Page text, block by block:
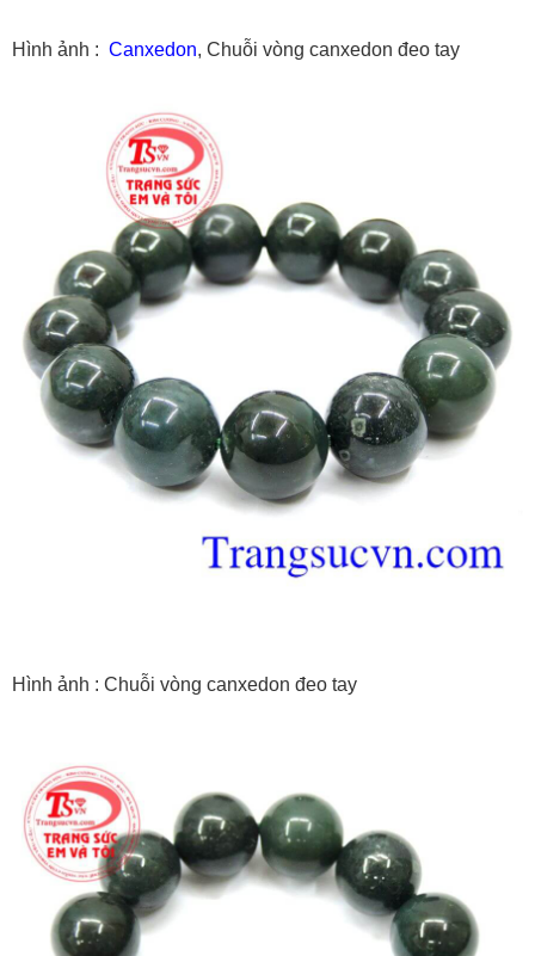
Hình ảnh : Canxedon, Chuỗi vòng canxedon đeo tay
Hình ảnh : Chuỗi vòng canxedon đeo tay